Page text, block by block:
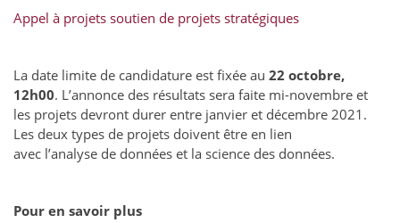
Appel à projets soutien de projets stratégiques
La date limite de candidature est fixée au 22 octobre,
12h00. L’annonce des résultats sera faite mi-novembre et
les projets devront durer entre janvier et décembre 2021.
Les deux types de projets doivent être en lien
avec l’analyse de données et la science des données.
Pour en savoir plus